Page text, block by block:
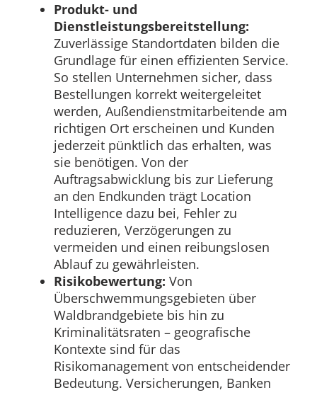
Produkt- und
Dienstleistungsbereitstellung:
Zuverlässige Standortdaten bilden die
Grundlage für einen effizienten Service.
So stellen Unternehmen sicher, dass
Bestellungen korrekt weitergeleitet
werden, Außendienstmitarbeitende am
richtigen Ort erscheinen und Kunden
jederzeit pünktlich das erhalten, was
sie benötigen. Von der
Auftragsabwicklung bis zur Lieferung
an den Endkunden trägt Location
Intelligence dazu bei, Fehler zu
reduzieren, Verzögerungen zu
vermeiden und einen reibungslosen
Ablauf zu gewährleisten.
Risikobewertung: Von
Überschwemmungsgebieten über
Waldbrandgebiete bis hin zu
Kriminalitätsraten – geografische
Kontexte sind für das
Risikomanagement von entscheidender
Bedeutung. Versicherungen, Banken